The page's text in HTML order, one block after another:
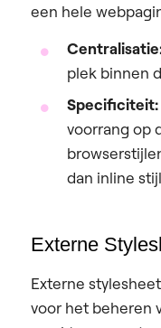
een hele
plek binnen
Specificiteit:
voorrang op
dan inline
Externe
Externe
voor het beheren